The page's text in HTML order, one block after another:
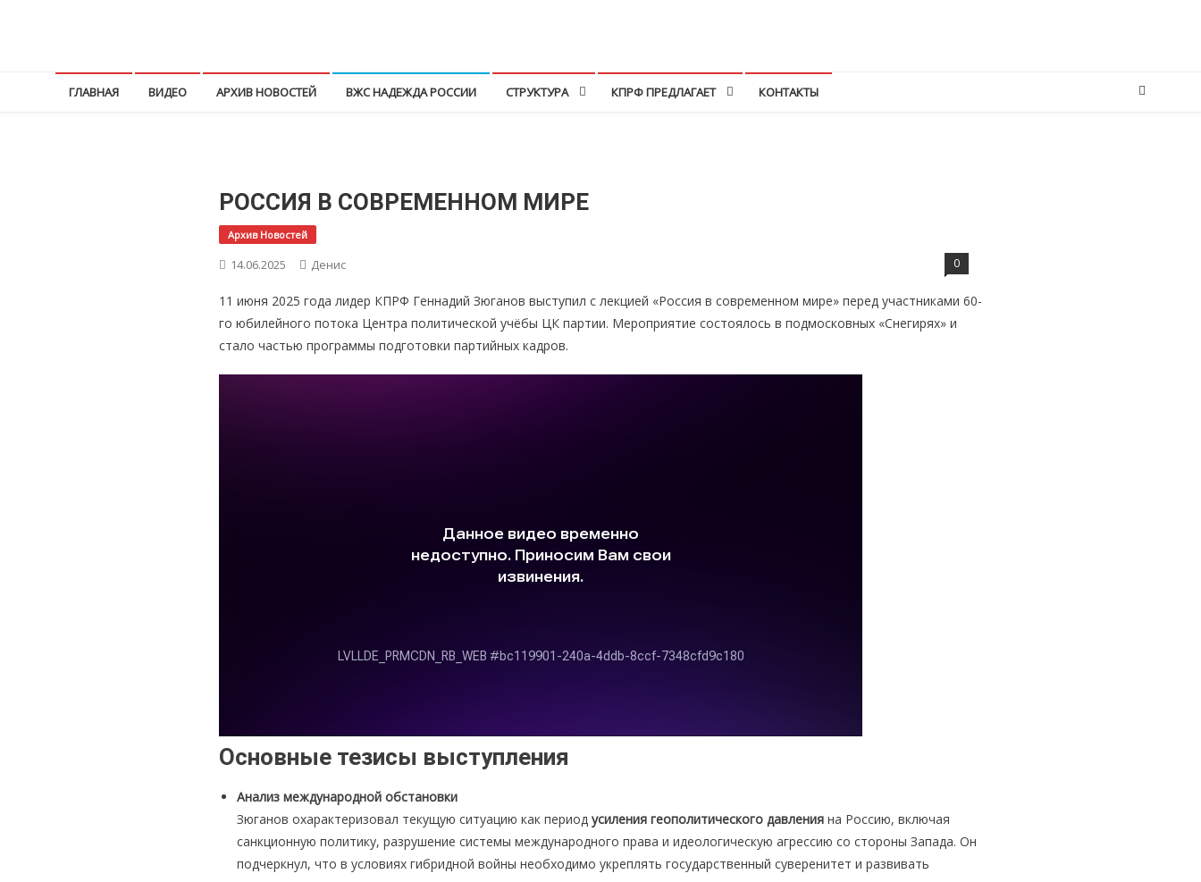
ГЛАВНАЯ ВИДЕО АРХИВ НОВОСТЕЙ ВЖС НАДЕЖДА РОССИИ СТРУКТУРА КПРФ ПРЕДЛАГАЕТ КОНТАКТЫ
РОССИЯ В СОВРЕМЕННОМ МИРЕ
Архив Новостей
14.06.2025 Денис 0
11 июня 2025 года лидер КПРФ Геннадий Зюганов выступил с лекцией «Россия в современном мире» перед участниками 60-
го юбилейного потока Центра политической учёбы ЦК партии. Мероприятие состоялось в подмосковных «Снегирях» и
стало частью программы подготовки партийных кадров.
Основные тезисы выступления
Анализ международной обстановки
Зюганов охарактеризовал текущую ситуацию как период усиления геополитического давления на Россию, включая
санкционную политику, разрушение системы международного права и идеологическую агрессию со стороны Запада. Он
подчеркнул, что в условиях гибридной войны необходимо укреплять государственный суверенитет и развивать